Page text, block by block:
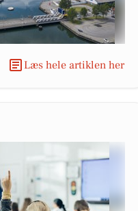
Læs hele artiklen her